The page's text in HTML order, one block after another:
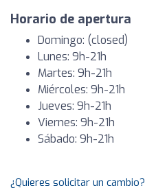
Horario de apertura
Domingo: (closed)
Lunes: 9h-21h
Martes: 9h-21h
Miércoles: 9h-21h
Jueves: 9h-21h
Viernes: 9h-21h
Sábado: 9h-21h
¿Quieres solicitar un cambio?